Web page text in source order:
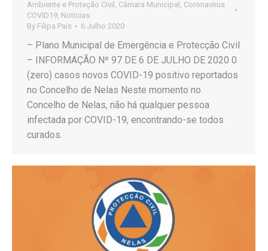
Ambiente e Proteção Civil Câmara Municipal Coronavirus
COVID19 Notícias
By Filipa Pais 6 Julho 2020
– Plano Municipal de Emergência e Protecção Civil
– INFORMAÇÃO Nº 97 DE 6 DE JULHO DE 2020 0
(zero) casos novos COVID-19 positivo reportados
no Concelho de Nelas Neste momento no
Concelho de Nelas, não há qualquer pessoa
infectada por COVID-19, encontrando-se todos
curados.